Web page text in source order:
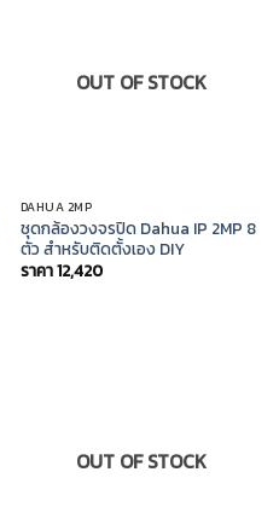
OUT OF STOCK
DAHUA 2MP
ชุดกล้องวงจรปิด Dahua IP 2MP 8
ตัว สำหรับติดตั้งเอง DIY
ราคา12,420
OUT OF STOCK